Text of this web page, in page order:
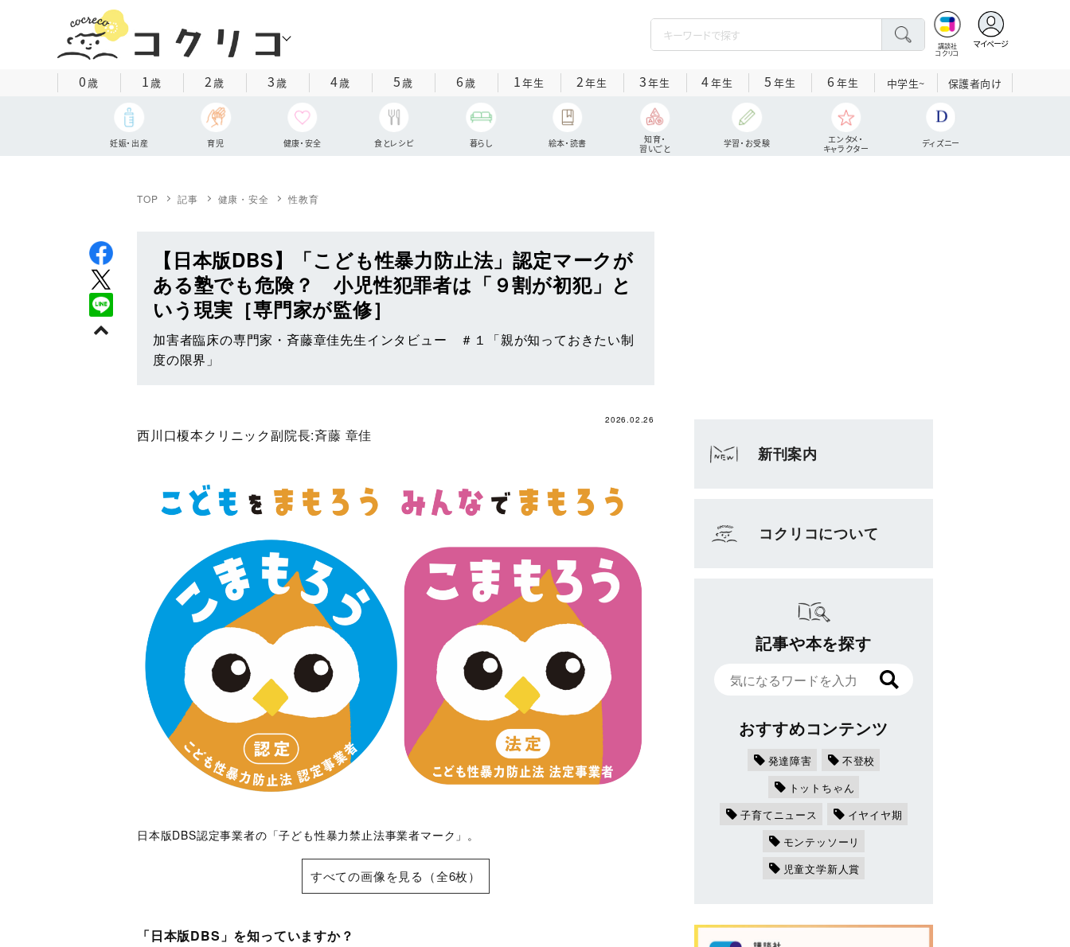
講談社
コクリコ
マイページ
0歳 1歳 2歳 3歳 4歳 5歳 6歳 1年生 2年生 3年生 4年生 5 年生 6 年生 中学生~ 保護者向け
妊娠・出産 育児 健康・安全 食とレシピ 暮らし 絵本・読書
知育・
習いごと
学習・お受験
エンタメ・
キャラクター
ディズニー
TOP 記事 健康・安全 性教育
【日本版DBS】「こども性暴力防止法」認定マークが
ある塾でも危険？ 小児性犯罪者は「９割が初犯」と
いう現実［専門家が監修］
加害者臨床の専門家・斉藤章佳先生インタビュー ＃１「親が知っておきたい制
度の限界」
2026.02.26
西川口榎本クリニック副院長:斉藤 章佳
日本版DBS認定事業者の「子ども性暴力禁止法事業者マーク」。
すべての画像を見る（全6枚）
「日本版DBS」を知っていますか？
新刊案内
コクリコについて
記事や本を探す
おすすめコンテンツ
発達障害
不登校
トットちゃん
子育てニュース
イヤイヤ期
モンテッソーリ
児童文学新人賞